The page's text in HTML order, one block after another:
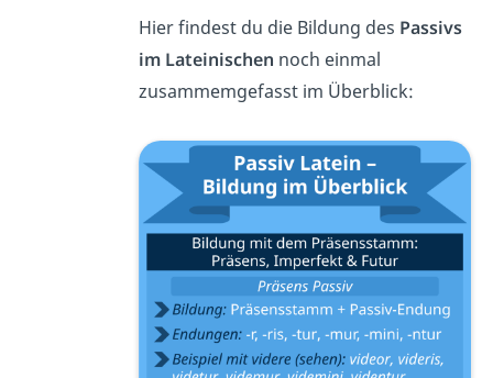
Hier findest du die Bildung des Passivs
im Lateinischen noch einmal
zusammemgefasst im Überblick: